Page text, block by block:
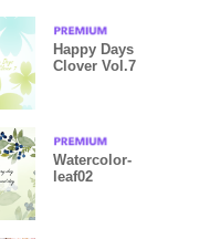
Happy Days
Clover Vol.7
Watercolor-
leaf02